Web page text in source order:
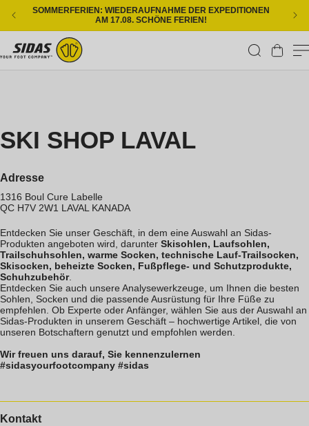
Direkt zum Inhalt
SOMMERFERIEN: WIEDERAUFNAHME DER EXPEDITIONEN
AM 17.08. SCHÖNE FERIEN!
Warenkorb
SKI SHOP LAVAL
Adresse
1316 Boul Cure Labelle
QC H7V 2W1 LAVAL KANADA
Entdecken Sie unser Geschäft, in dem eine Auswahl an Sidas-
Produkten angeboten wird, darunter Skisohlen, Laufsohlen,
Trailschuhsohlen, warme Socken, technische Lauf-Trailsocken,
Skisocken, beheizte Socken, Fußpflege- und Schutzprodukte,
Schuhzubehör.
Entdecken Sie auch unsere Analysewerkzeuge, um Ihnen die besten
Sohlen, Socken und die passende Ausrüstung für Ihre Füße zu
empfehlen. Ob Experte oder Anfänger, wählen Sie aus der Auswahl an
Sidas-Produkten in unserem Geschäft – hochwertige Artikel, die von
unseren Botschaftern genutzt und empfohlen werden.
Wir freuen uns darauf, Sie kennenzulernen
#sidasyourfootcompany #sidas
Kontakt